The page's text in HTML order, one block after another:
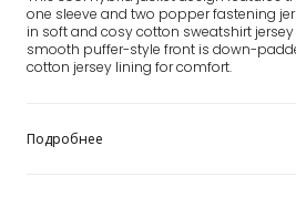
one sleeve and two popper fastening
in soft and cosy cotton sweatshirt
smooth puffer-style front is down-
cotton jersey lining for comfort.
Подробнее